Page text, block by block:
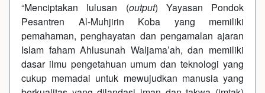
“Menciptakan lulusan (output) Yayasan Pondok
Pesantren Al-Muhjirin Koba yang memiliki
pemahaman, penghayatan dan pengamalan ajaran
Islam faham Ahlusunah Waljama’ah, dan memiliki
dasar ilmu pengetahuan umum dan teknologi yang
cukup memadai untuk mewujudkan manusia yang